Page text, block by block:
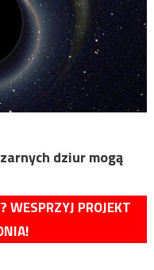
dziur mogą
WESPRZYJ PROJEKT